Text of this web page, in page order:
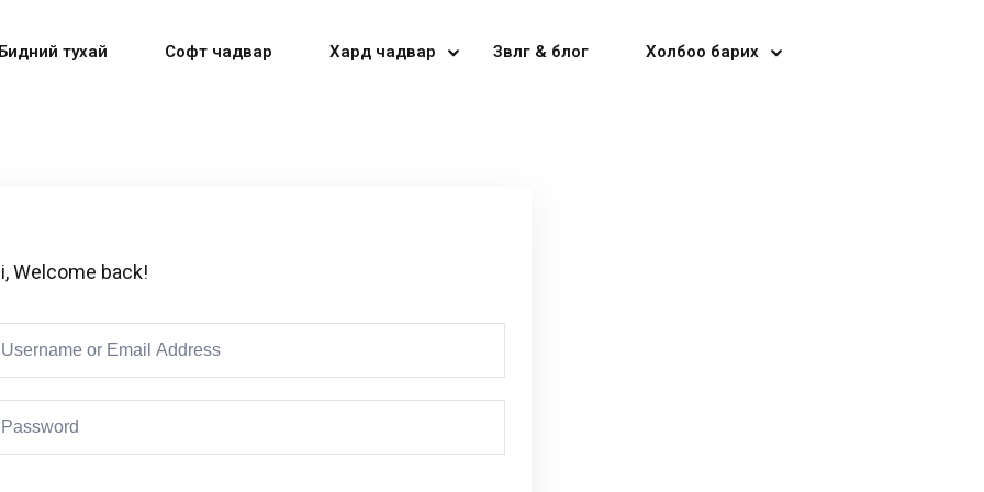
тухай Софт чадвар Хард чадвар Зөвлөгөө & блог Холбоо барих
Welcome back!
Don’t have an account?Sign up